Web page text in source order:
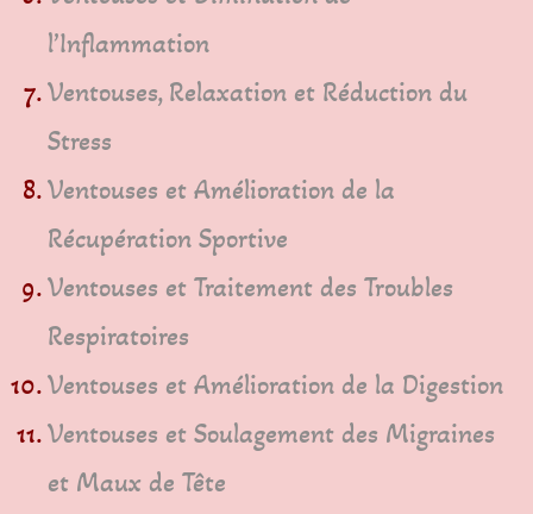
l’Inflammation
Ventouses, Relaxation et Réduction du
Stress
Ventouses et Amélioration de la
Récupération Sportive
Ventouses et Traitement des Troubles
Respiratoires
Ventouses et Amélioration de la Digestion
Ventouses et Soulagement des Migraines
et Maux de Tête